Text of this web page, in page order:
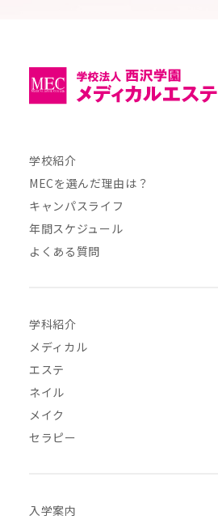
学校紹介
MECを選んだ理由は？
キャンパスライフ
年間スケジュール
よくある質問
学科紹介
メディカル
エステ
ネイル
メイク
セラピー
入学案内